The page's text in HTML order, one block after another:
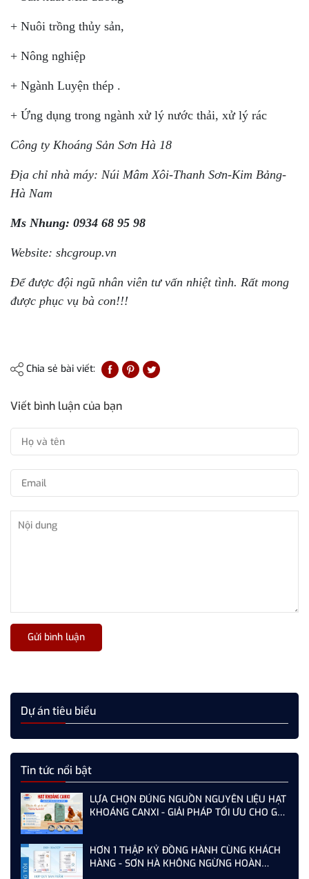
+ Nuôi trồng thủy sản,
+ Nông nghiệp
+ Ngành Luyện thép .
+ Ứng dụng trong ngành xử lý nước thải, xử lý rác
Công ty Khoáng Sản Sơn Hà 18
Địa chỉ nhà máy: Núi Mâm Xôi-Thanh Sơn-Kim Bảng-
Hà Nam
Ms Nhung: 0934 68 95 98
Website: shcgroup.vn
Để được đội ngũ nhân viên tư vấn nhiệt tình. Rất mong
được phục vụ bà con!!!
Chia sẻ bài viết:
Viết bình luận của bạn
Gửi bình luận
Dự án tiêu biểu
Tin tức nổi bật
LỰA CHỌN ĐÚNG NGUỒN NGUYÊN LIỆU HẠT
KHOÁNG CANXI - GIẢI PHÁP TỐI ƯU CHO GÀ,
HƠN 1 THẬP KỶ ĐỒNG HÀNH CÙNG KHÁCH
HÀNG - SƠN HÀ KHÔNG NGỪNG HOÀN